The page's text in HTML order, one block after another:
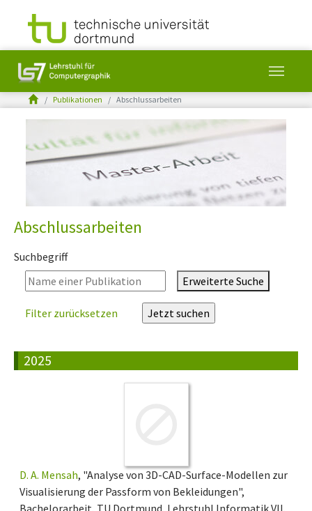
Skip to main content
You are here:Publikationen Abschlussarbeiten
Abschlussarbeiten
Suchbegriff
Erweiterte Suche
Filter zurücksetzen
2025
D. A. Mensah, "Analyse von 3D-CAD-Surface-Modellen zur
Visualisierung der Passform von Bekleidungen",
Bachelorarbeit, TU Dortmund, Lehrstuhl Informatik VII,